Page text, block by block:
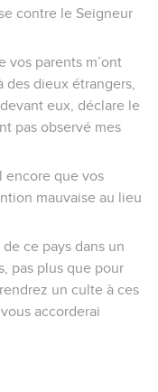
contre le Seigneur
vos parents m’ont
des dieux étrangers,
eux, déclare le
pas observé mes
encore que vos
mauvaise au lieu
ce pays dans un
pas plus que pour
un culte à ces
accorderai